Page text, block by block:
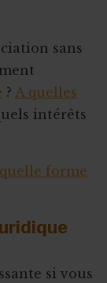
sans
? A quelles
intérêts
forme
si vous